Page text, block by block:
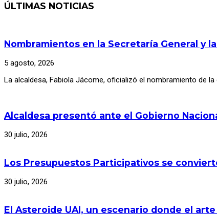
ÚLTIMAS NOTICIAS
Nombramientos en la Secretaría General y
5 agosto, 2026
La alcaldesa, Fabiola Jácome, oficializó el nombramiento de
Alcaldesa presentó ante el Gobierno
30 julio, 2026
Los Presupuestos Participativos se
30 julio, 2026
El Asteroide UAI, un escenario donde el